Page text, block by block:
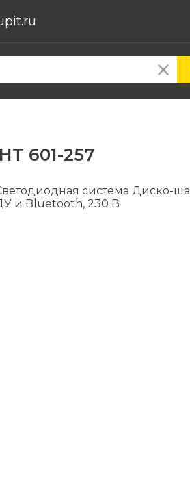
601-257
система Диско-
и Bluetooth, 230 В